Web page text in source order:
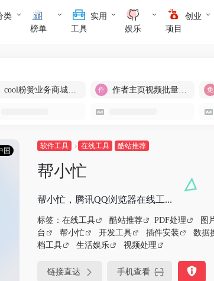
类
榜单
实用
工具
娱乐
创业
项目
cool粉赞业务商城【爆粉引流】 作者主页视频批量提取
国
软件工具 在线工具 酷站推荐
帮小忙
帮小忙，腾讯QQ浏览器在线工...
标签： 在线工具 酷站推荐 PDF处理 图
台
帮小忙 开发工具 插件安装 数据
档工具
生活娱乐 视频处理
链接直达 手机查看